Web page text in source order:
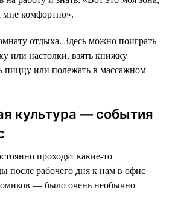
мне комфортно».
отдыха. Здесь можно поиграть
или настолки, взять книжку
пиццу или полежать в массажном
культура — события
проходят какие-то
после рабочего дня к нам в офис
— было очень необычно